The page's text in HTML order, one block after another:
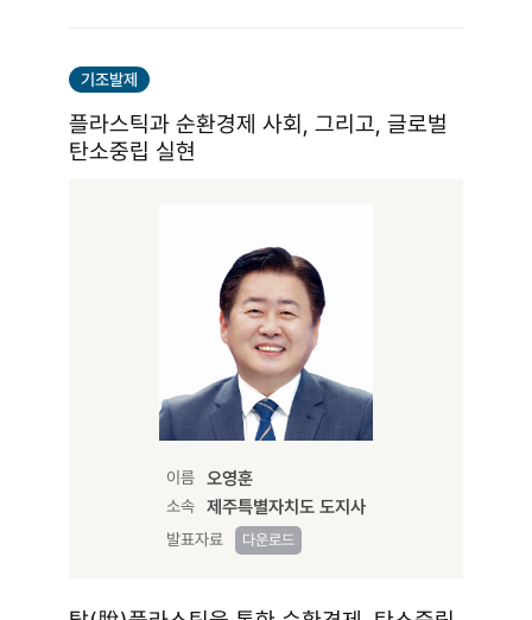
기조발제
플라스틱과 순환경제 사회, 그리고, 글로벌
탄소중립 실현
이름 오영훈
소속 제주특별자치도 도지사
발표자료 다운로드